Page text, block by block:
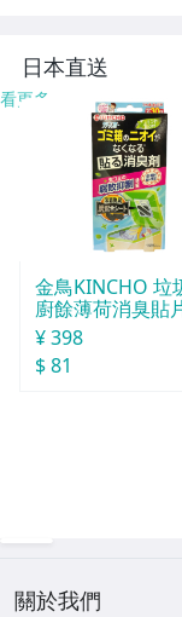
日本直送
看更多
金鳥KINCHO 垃
廚餘薄荷消臭貼
30天分
¥ 398
$ 81
關於我們